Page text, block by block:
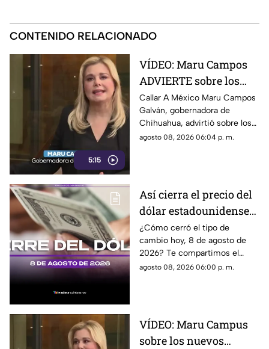
CONTENIDO RELACIONADO
5:15
VÍDEO: Maru Campos
ADVIERTE sobre los
RIESGOS de los nuevos
lineamientos
propuestos por el
Gobierno
Callar A México Maru Campos
Galván, gobernadora de
Chihuahua, advirtió sobre los
riesgos que podrían
disposiciones podrían
utilizarse para sancionar a
medios y periodistas críticos,
además de abrir la puerta a
que el poder determine qué
contenidos son información,
opinión o motivo de sanción.
agosto 08, 2026 06:04 p. m.
Así cierra el precio del
dólar estadounidense
HOY, sábado 8 de
agosto de 2026, en
Cancún
¿Cómo cerró el tipo de
cambio hoy, 8 de agosto de
2026? Te compartimos el
precio del dólar al cierre de
agosto 08, 2026 06:00 p. m.
VÍDEO: Maru Campus
sobre los nuevos